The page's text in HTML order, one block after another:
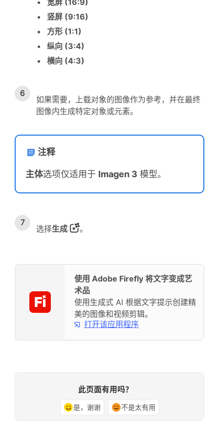
竖屏 (9:16)
方形 (1:1)
纵向 (3:4)
横向 (4:3)
如果需要，上载对象的图像作为参考，并在最终
图像内生成特定对象或元素。
注释
主体选项仅适用于 Imagen 3 模型。
选择生成 。
使用 Adobe Firefly 将文字变成艺
术品
使用生成式 AI 根据文字提示创建精
美的图像和视频剪辑。
打开该应用程序
此页面有用吗？
是，谢谢 不是太有用